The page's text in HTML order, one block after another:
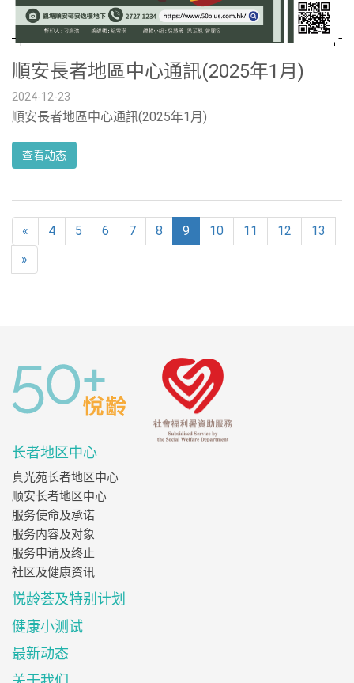
順安長者地區中心通訊(2025年1月)
2024-12-23
順安長者地區中心通訊(2025年1月)
查看动态
« 4 5 6 7 8 9 10 11 12
13
»
长者地区中心
真光苑长者地区中心
顺安长者地区中心
服务使命及承诺
服务内容及对象
服务申请及终止
社区及健康资讯
悦龄荟及特别计划
健康小测试
最新动态